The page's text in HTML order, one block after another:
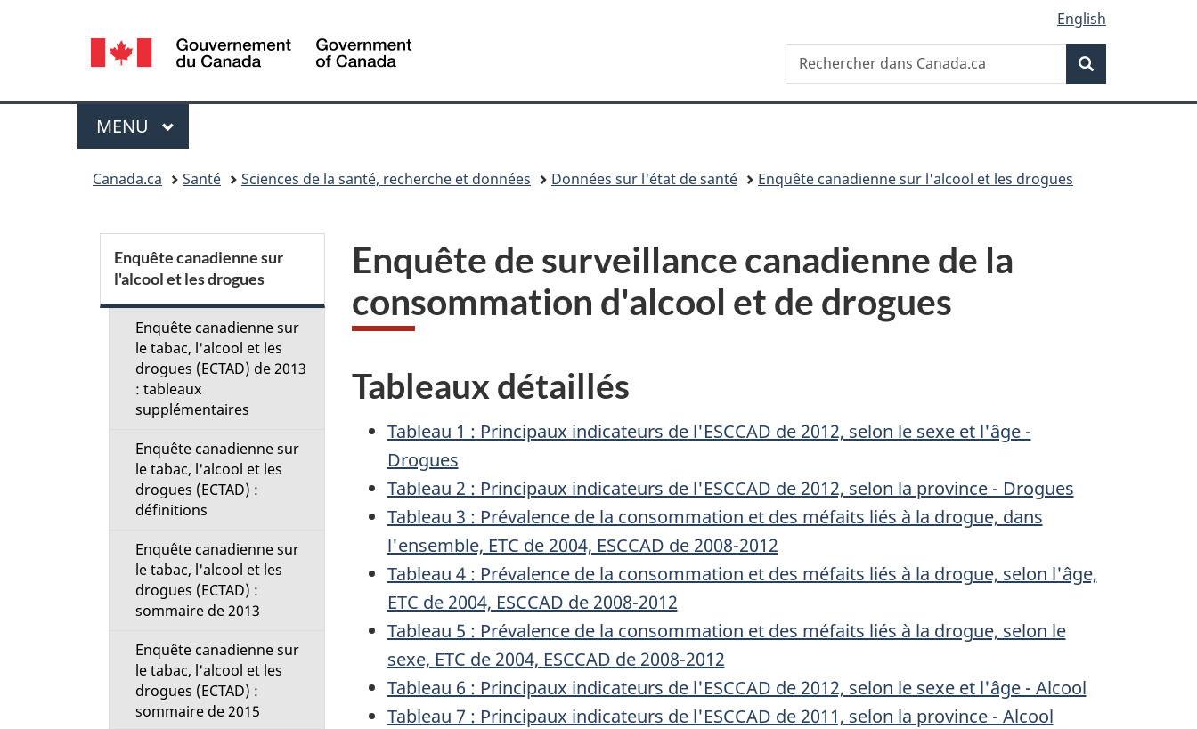
sujet
la
HTML
Sélection
de
la
langue
English
Canada
Recherche
Rechercher
dans
Menu
MENU PRINCIPAL
Canada.ca Santé Sciences de la santé, recherche et données Données sur l'état de santé Enquête canadienne sur l'alcool et les drogues
Enquête de surveillance canadienne de la
consommation d'alcool et de drogues
Tableaux détaillés
Tableau 1 : Principaux indicateurs de l'ESCCAD de 2012, selon le sexe et l'âge -
Drogues
Tableau 2 : Principaux indicateurs de l'ESCCAD de 2012, selon la province - Drogues
Tableau 3 : Prévalence de la consommation et des méfaits liés à la drogue, dans
l'ensemble, ETC de 2004, ESCCAD de 2008-2012
Tableau 4 : Prévalence de la consommation et des méfaits liés à la drogue, selon l'âge,
ETC de 2004, ESCCAD de 2008-2012
Tableau 5 : Prévalence de la consommation et des méfaits liés à la drogue, selon le
sexe, ETC de 2004, ESCCAD de 2008-2012
Tableau 6 : Principaux indicateurs de l'ESCCAD de 2012, selon le sexe et l'âge - Alcool
Tableau 7 : Principaux indicateurs de l'ESCCAD de 2011, selon la province - Alcool
e
Enquête canadienne sur
l'alcool et les drogues
Enquête canadienne sur
le tabac, l'alcool et les
drogues (ECTAD) de 2013
: tableaux
supplémentaires
Enquête canadienne sur
le tabac, l'alcool et les
drogues (ECTAD) :
définitions
Enquête canadienne sur
le tabac, l'alcool et les
drogues (ECTAD) :
sommaire de 2013
Enquête canadienne sur
le tabac, l'alcool et les
drogues (ECTAD) :
sommaire de 2015